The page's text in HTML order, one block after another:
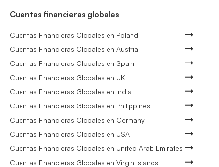
Cuentas financieras globales
Cuentas Financieras Globales en Poland
Cuentas Financieras Globales en Austria
Cuentas Financieras Globales en Spain
Cuentas Financieras Globales en UK
Cuentas Financieras Globales en India
Cuentas Financieras Globales en Philippines
Cuentas Financieras Globales en Germany
Cuentas Financieras Globales en USA
Cuentas Financieras Globales en United Arab Emirates
Cuentas Financieras Globales en Virgin Islands